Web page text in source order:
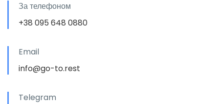
За телефоном
+38 095 648 0880
Email
info@go-to.rest
Telegram